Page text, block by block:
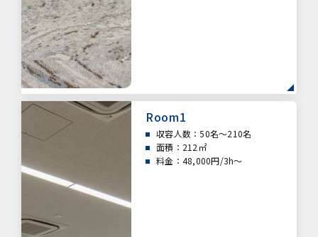
Room1
収容人数：50名～210名
面積：212㎡
料金：48,000円/3h～